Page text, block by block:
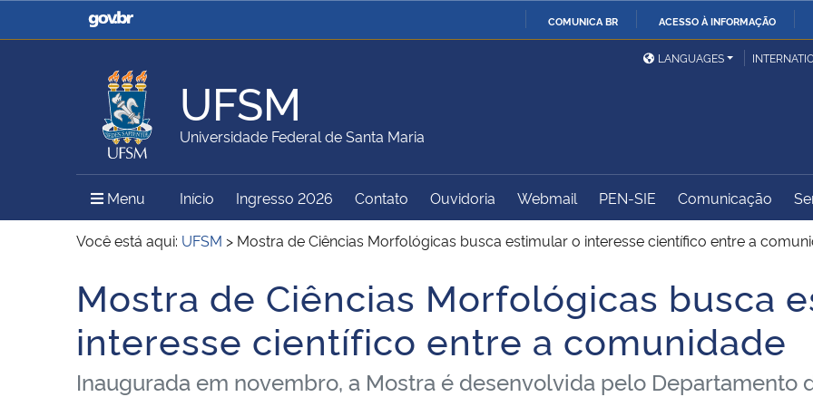
COMUNICA BR ACESSO À INFORMAÇÃO
Casa Civil
Ministério da Justiça e
Ministério da Defesa
Ministério das Relações
Exteriores
Ministério da Agricultura,
Pecuária e Abastecimento
Ministério da Educação
Ministério do Meio Ambiente Ministério do Turismo
Ministério do
Desenvolvimento Regional
Controladoria-Geral da
Secretaria de Governo
Gabinete de Segurança
Institucional
Advocacia-Geral da União Banco Central do Brasil
LANGUAGES
UFSM
Universidade Federal de Santa Maria
Menu Menu Principal do Sítio
Início Ingresso 2026 Contato Ouvidoria Webmail PEN-SIE Comunicação
Você está aqui: UFSM > Mostra de Ciências Morfológicas busca estimular o interesse científico entre a
Início do conteúdo
Mostra de Ciências Morfológicas busca
interesse científico entre a comunidade
Inaugurada em novembro, a Mostra é desenvolvida pelo Departamento